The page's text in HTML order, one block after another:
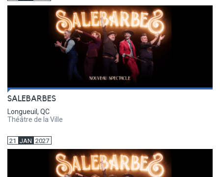
SALEBARBES
Longueuil, QC
Théâtre de la Ville
21 JAN 2027